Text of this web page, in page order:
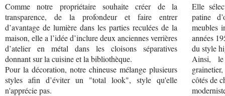
Comme notre propriétaire souhaite créer de la
transparence, de la profondeur et faire entrer
d’avantage de lumière dans les parties reculées de la
maison, elle a l’idée d’inclure deux anciennes verrières
d’atelier en métal dans les cloisons séparatives
donnant sur la cuisine et la bibliothèque.
Pour la décoration, notre chineuse mélange plusieurs
styles afin d’éviter un "total look", style qu'elle
n'apprécie pas.
Elle
patine
meubles
années
du style
Ainsi, le
côtés de